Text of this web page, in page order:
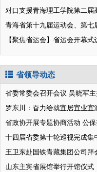
对口支援青海理工学院第二届
青海省第十九届运动会、第七
【聚焦省运会】省运会开幕
省领导动态
省委常委会召开会议 吴晓军
罗东川：奋力绘就宜居宜业宜
省政协开展专题协商活动 公
十四届省委第十轮巡视完成集
王卫东赴国铁青藏集团公司拜
山东主宾省展馆举行开馆仪式